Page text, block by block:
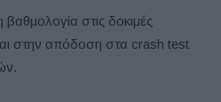
στις δοκιμές
στην απόδοση στα crash test